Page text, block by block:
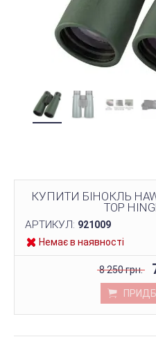
КУПИТИ БІНОКЛЬ
TOP
АРТИКУЛ: 921009
Немає в наявності
8 250 грн.